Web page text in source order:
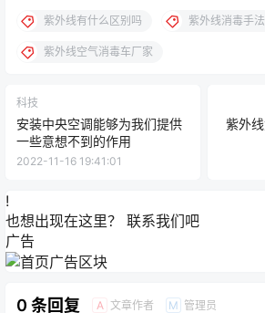
紫外线有什么区别吗 紫外线消毒手法
紫外线空气消毒车厂家
科技
安装中央空调能够为我们提供
一些意想不到的作用
2022-11-16 19:41:01
紫外
!
也想出现在这里？ 联系我们吧
广告
0 条回复 A 文章作者 M 管理员